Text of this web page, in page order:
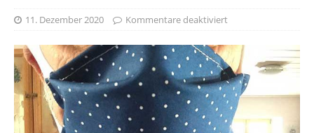
11. Dezember 2020 Kommentare deaktiviert